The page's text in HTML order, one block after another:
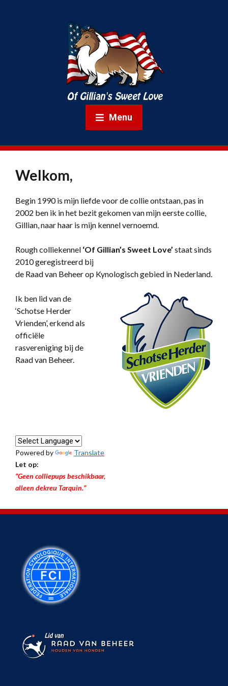
Menu
Welkom,
Begin 1990 is mijn liefde voor de collie ontstaan, pas in
2002 ben ik in het bezit gekomen van mijn eerste collie,
Gillian, naar haar is mijn kennel vernoemd.
Rough colliekennel ‘Of Gillian’s Sweet Love’ staat sinds
2010 geregistreerd bij
de Raad van Beheer op Kynologisch gebied in Nederland.
Ik ben lid van de
‘Schotse Herder
Vrienden’, erkend als
officiële
rasvereniging bij de
Raad van Beheer.
Powered by
Translate
Let op:
“Geen colliepups beschikbaar,
alleen dekreu Tarquin.”